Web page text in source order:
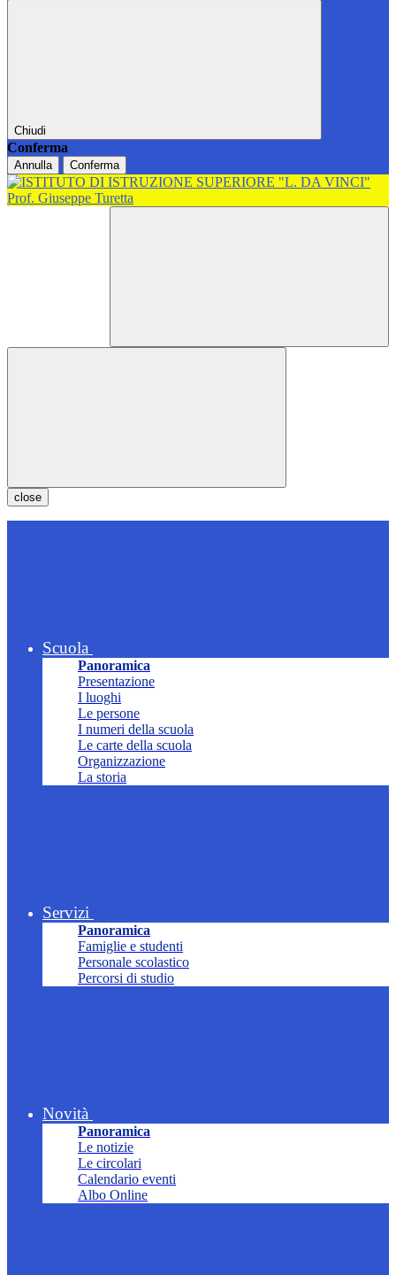
Chiudi
Conferma
Annulla Conferma
close
Scuola
Panoramica
Presentazione
I luoghi
Le persone
I numeri della scuola
Le carte della scuola
Organizzazione
La storia
Servizi
Panoramica
Famiglie e studenti
Personale scolastico
Percorsi di studio
Novità
Panoramica
Le notizie
Le circolari
Calendario eventi
Albo Online